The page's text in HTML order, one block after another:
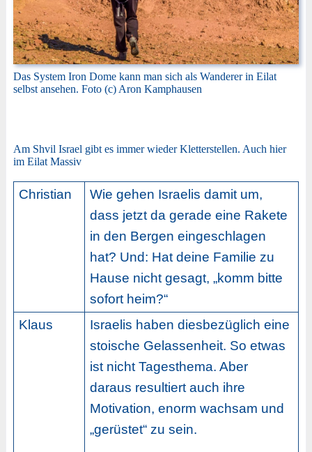
Das System Iron Dome kann man sich als Wanderer in Eilat
selbst ansehen. Foto (c) Aron Kamphausen
Am Shvil Israel gibt es immer wieder Kletterstellen. Auch hier
im Eilat Massiv
Christian
Wie gehen Israelis damit um,
dass jetzt da gerade eine Rakete
in den Bergen eingeschlagen
hat? Und: Hat deine Familie zu
Hause nicht gesagt, „komm bitte
sofort heim?“
Klaus
Israelis haben diesbezüglich eine
stoische Gelassenheit. So etwas
ist nicht Tagesthema. Aber
daraus resultiert auch ihre
Motivation, enorm wachsam und
„gerüstet“ zu sein.